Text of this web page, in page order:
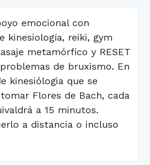
emocional con
kinesiología, reiki, gym
metamórfico y RESET
de bruxismo. En
kinesiólogia que se
Flores de Bach, cada
a 15 minutos.
a distancia o incluso